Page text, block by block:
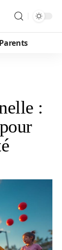
Parents
: